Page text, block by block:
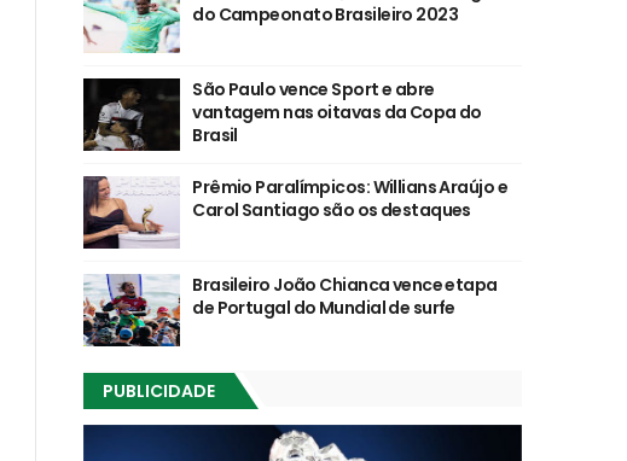
do Campeonato Brasileiro 2023
São Paulo vence Sport e abre
vantagem nas oitavas da Copa do
Brasil
Prêmio Paralímpicos: Willians Araújo e
Carol Santiago são os destaques
Brasileiro João Chianca vence etapa
de Portugal do Mundial de surfe
PUBLICIDADE